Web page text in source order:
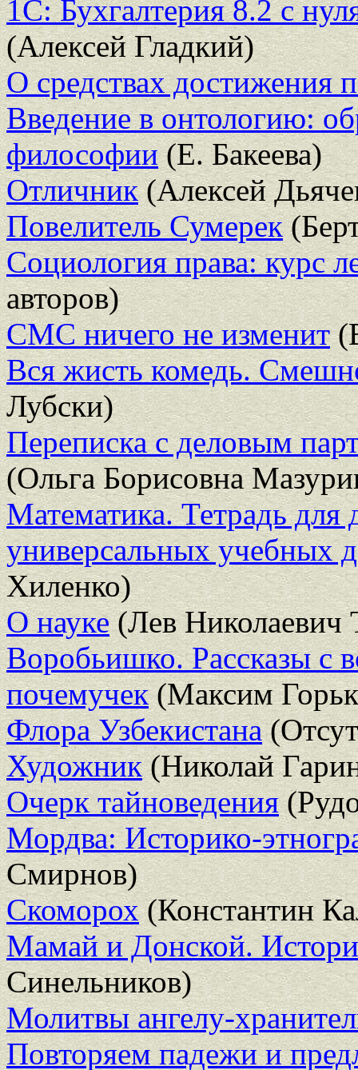
1С: Бухгалтерия 8.2 с
(Алексей Гладкий)
О средствах достижения
Введение в онтологию:
философии(Е. Бакеева)
Отличник(Алексей
Повелитель Сумерек
Социология права: курс
авторов)
СМС ничего не изменит
Вся жисть комедь.
Лубски)
Переписка с деловым
(Ольга Борисовна
Математика. Тетрадь для
универсальных учебных
Хиленко)
О науке(Лев Николаевич
Воробьишко. Рассказы с
почемучек(Максим
Флора Узбекистана
Художник(Николай
Очерк тайноведения
Мордва: Историко-
Смирнов)
Скоморох(Константин
Мамай и Донской.
Синельников)
Молитвы ангелу-
Повторяем падежи и